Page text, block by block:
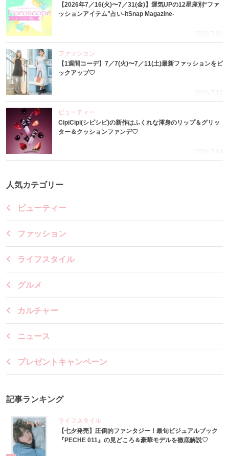
【2026年7／16(火)〜7／31(金)】運気UPの12星座別“ファ
ッションアイテム”占い-itSnap Magazine-
2026.7.16
ファッション
【1週間コーデ】7／7(火)〜7／11(土)最新ファッションをピ
ックアップ♡
2026.7.15
ビューティー
CipiCipi(シピシピ)の新作はふくれな渾身のリップ＆グリッ
ター＆クッションファンデ♡
2026.7.14
人気カテゴリー
ビューティー
ファッション
ライフスタイル
グルメ
カルチャー
ニュース
プレゼントキャンペーン
記事ランキング
ライフスタイル
【七夕発売】圧倒的ファンタジー！最旬ビジュアルブック
『PECHE 011』の見どころ＆豪華モデルを徹底解説♡